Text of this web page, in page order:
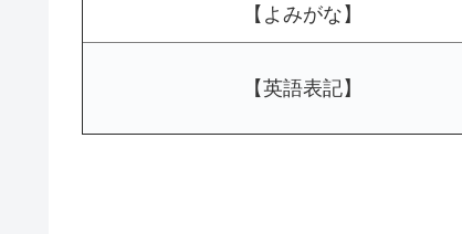
【よみがな】
【英語表記】